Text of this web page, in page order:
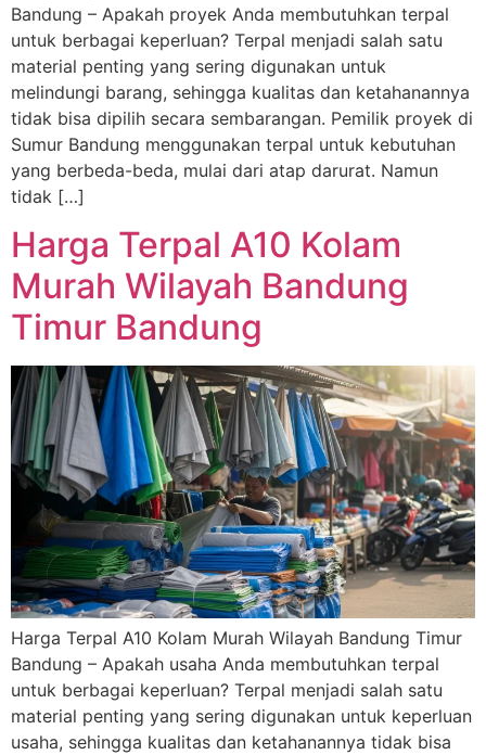
Bandung – Apakah proyek Anda membutuhkan terpal
untuk berbagai keperluan? Terpal menjadi salah satu
material penting yang sering digunakan untuk
melindungi barang, sehingga kualitas dan ketahanannya
tidak bisa dipilih secara sembarangan. Pemilik proyek di
Sumur Bandung menggunakan terpal untuk kebutuhan
yang berbeda-beda, mulai dari atap darurat. Namun
tidak […]
Harga Terpal A10 Kolam
Murah Wilayah Bandung
Timur Bandung
Harga Terpal A10 Kolam Murah Wilayah Bandung Timur
Bandung – Apakah usaha Anda membutuhkan terpal
untuk berbagai keperluan? Terpal menjadi salah satu
material penting yang sering digunakan untuk keperluan
usaha, sehingga kualitas dan ketahanannya tidak bisa